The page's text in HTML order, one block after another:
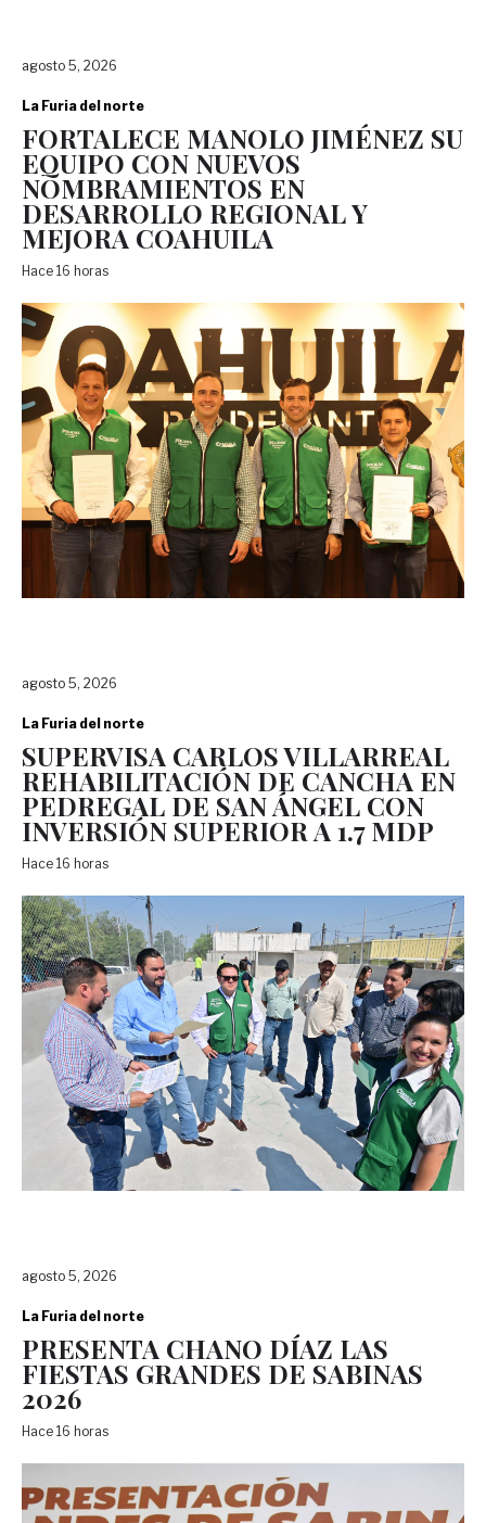
agosto 5, 2026
La Furia del norte
FORTALECE MANOLO JIMÉNEZ SU
EQUIPO CON NUEVOS
NOMBRAMIENTOS EN
DESARROLLO REGIONAL Y
MEJORA COAHUILA
Hace 16 horas
agosto 5, 2026
La Furia del norte
SUPERVISA CARLOS VILLARREAL
REHABILITACIÓN DE CANCHA EN
PEDREGAL DE SAN ÁNGEL CON
INVERSIÓN SUPERIOR A 1.7 MDP
Hace 16 horas
agosto 5, 2026
La Furia del norte
PRESENTA CHANO DÍAZ LAS
FIESTAS GRANDES DE SABINAS
2026
Hace 16 horas